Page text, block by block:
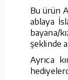
Bu ürün
ablaya
bayana/
şeklinde
Ayrıca